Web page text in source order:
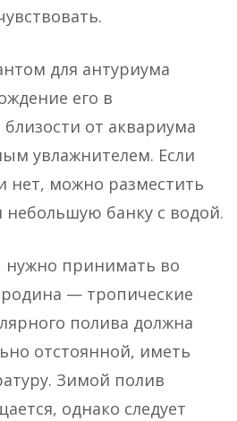
для антуриума
его в
от аквариума
увлажнителем. Если
нет, можно разместить
небольшую банку с водой.
нужно принимать во
— тропические
полива должна
отстоянной, иметь
Зимой полив
однако следует